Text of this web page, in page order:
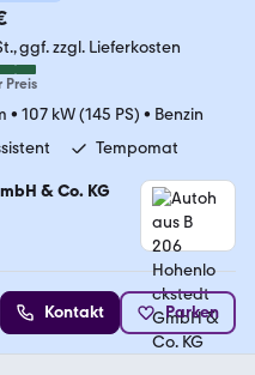
ggf. zzgl. Lieferkosten
Preis
• 107 kW (145 PS) • Benzin
Tempomat
& Co. KG
Kontakt Parken